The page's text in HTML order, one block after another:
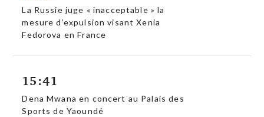
La Russie juge « inacceptable » la
mesure d’expulsion visant Xenia
Fedorova en France
15:41
Dena Mwana en concert au Palais des
Sports de Yaoundé